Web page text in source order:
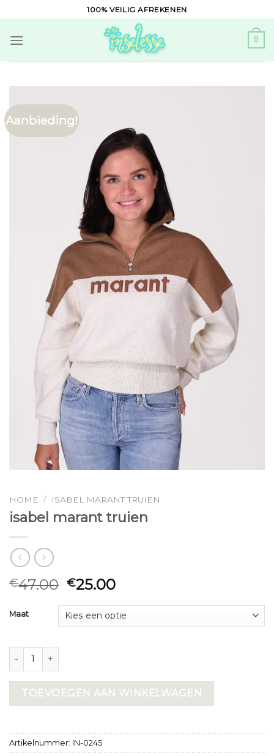
to
content
100% VEILIG AFREKENEN
0
Aanbieding!
HOME / ISABEL MARANT TRUIEN
isabel marant truien
€47.00 €25.00
Maat
isabel marant truien aantal
TOEVOEGEN AAN WINKELWAGEN
Artikelnummer: IN-0245